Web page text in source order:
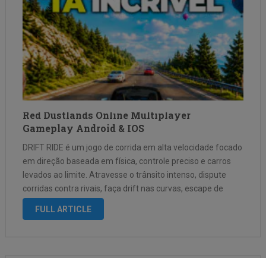
Red Dustlands Online Multiplayer
Gameplay Android & IOS
DRIFT RIDE é um jogo de corrida em alta velocidade focado
em direção baseada em física, controle preciso e carros
levados ao limite. Atravesse o trânsito intenso, dispute
corridas contra rivais, faça drift nas curvas, escape de
perseguições policiais e leve seu carro ao limite em …
FULL ARTICLE